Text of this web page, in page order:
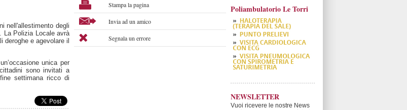
nell'allestimento degli
La Polizia Locale avrà
deroghe e agevolare il
unica per
sono invitati a
settimana ricco di
Stampa la pagina
Invia ad un amico
Segnala un errore
Poliambulatorio Le Torri
NEWSLETTER
Vuoi ricevere le nostre News